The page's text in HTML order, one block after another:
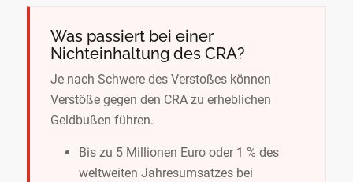
Was passiert bei einer
Nichteinhaltung des CRA?
Je nach Schwere des Verstoßes können
Verstöße gegen den CRA zu erheblichen
Geldbußen führen.
Bis zu 5 Millionen Euro oder 1 % des
weltweiten Jahresumsatzes bei